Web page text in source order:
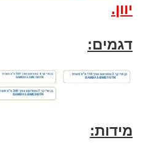
יוון.
דגמים:
מידות: